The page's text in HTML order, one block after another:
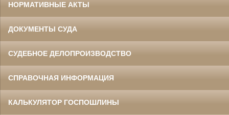
НОРМАТИВНЫЕ АКТЫ
ДОКУМЕНТЫ СУДА
СУДЕБНОЕ ДЕЛОПРОИЗВОДСТВО
СПРАВОЧНАЯ ИНФОРМАЦИЯ
КАЛЬКУЛЯТОР ГОСПОШЛИНЫ